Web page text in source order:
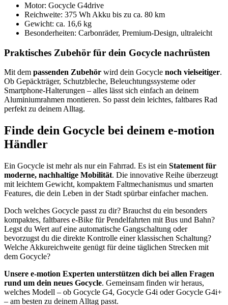
Motor: Gocycle G4drive
Reichweite: 375 Wh Akku bis zu ca. 80 km
Gewicht: ca. 16,6 kg
Besonderheiten: Carbonräder, Premium-Design, ultraleicht
Praktisches Zubehör für dein Gocycle nachrüsten
Mit dem passenden Zubehör wird dein Gocycle noch vielseitiger.
Ob Gepäckträger, Schutzbleche, Beleuchtungssysteme oder
Smartphone-Halterungen – alles lässt sich einfach an deinem
Aluminiumrahmen montieren. So passt dein leichtes, faltbares Rad
perfekt zu deinem Alltag.
Finde dein Gocycle bei deinem e-motion
Händler
Ein Gocycle ist mehr als nur ein Fahrrad. Es ist ein Statement für
moderne, nachhaltige Mobilität. Die innovative Reihe überzeugt
mit leichtem Gewicht, kompaktem Faltmechanismus und smarten
Features, die dein Leben in der Stadt spürbar einfacher machen.
Doch welches Gocycle passt zu dir? Brauchst du ein besonders
kompaktes, faltbares e-Bike für Pendelfahrten mit Bus und Bahn?
Legst du Wert auf eine automatische Gangschaltung oder
bevorzugst du die direkte Kontrolle einer klassischen Schaltung?
Welche Akkureichweite genügt für deine täglichen Strecken mit
dem Gocycle?
Unsere e-motion Experten unterstützen dich bei allen Fragen
rund um dein neues Gocycle. Gemeinsam finden wir heraus,
welches Modell – ob Gocycle G4, Gocycle G4i oder Gocycle G4i+
– am besten zu deinem Alltag passt.